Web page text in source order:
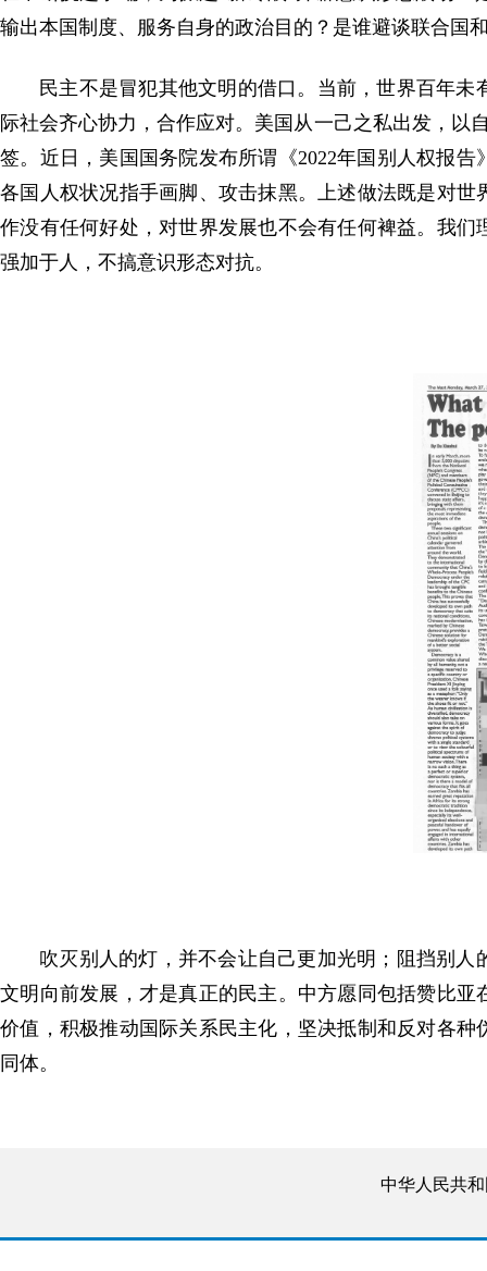
输出本国制度、服务自身的政治目的？是谁避谈联合国
民主不是冒犯其他文明的借口。当前，世界百年
际社会齐心协力，合作应对。美国从一己之私出发，以
签。近日，美国国务院发布所谓《2022年国别人权报
各国人权状况指手画脚、攻击抹黑。上述做法既是对
作没有任何好处，对世界发展也不会有任何裨益。我
强加于人，不搞意识形态对抗。
吹灭别人的灯，并不会让自己更加光明；阻挡别
文明向前发展，才是真正的民主。中方愿同包括赞比
价值，积极推动国际关系民主化，坚决抵制和反对各
同体。
中华人民共